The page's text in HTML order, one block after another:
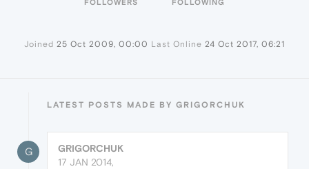
FOLLOWERS FOLLOWING
Joined 25 Oct 2009, 00:00 Last Online 24 Oct 2017, 06:21
LATEST POSTS MADE BY GRIGORCHUK
G
GRIGORCHUK
17 JAN 2014,